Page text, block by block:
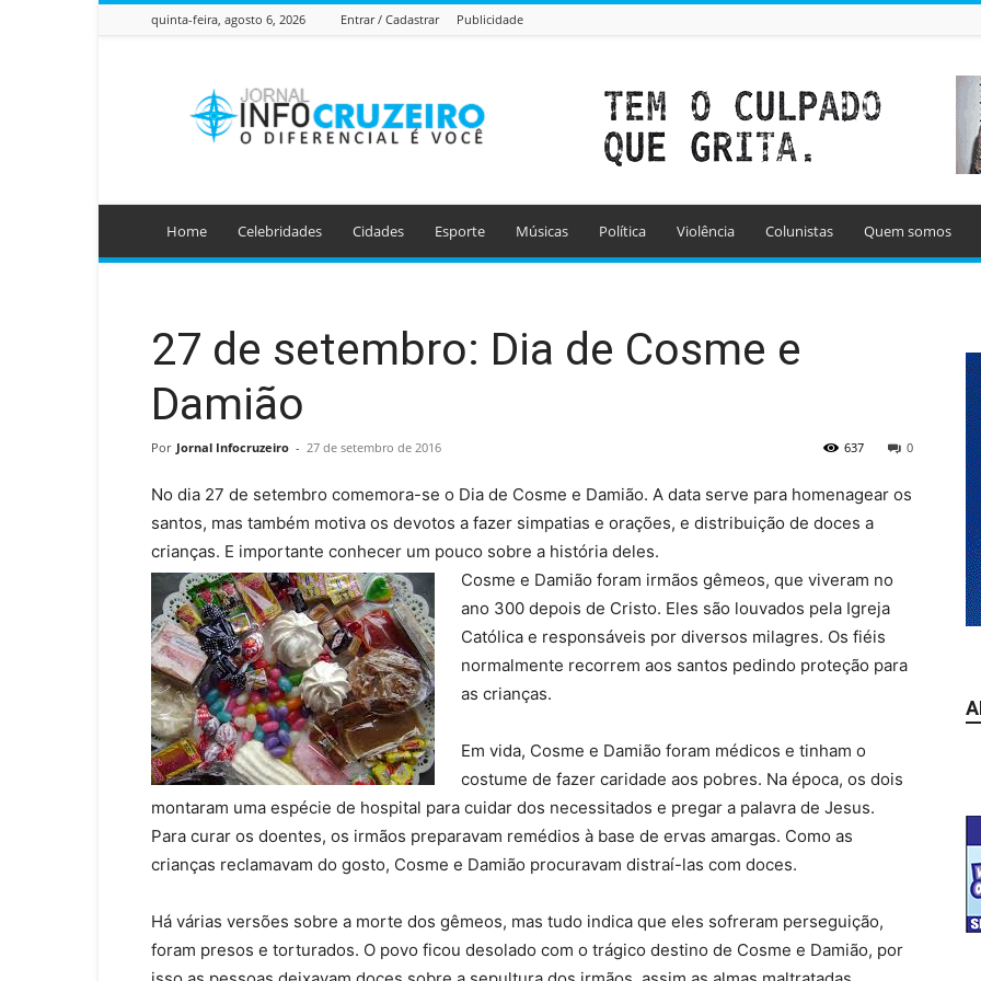
quinta-feira, agosto 6, 2026 Entrar / Cadastrar Publicidade
Info
Cruzeiro
Home Celebridades Cidades Esporte Músicas Política Violência Colunistas Quem somos
27 de setembro: Dia de Cosme e
Damião
Por Jornal Infocruzeiro - 27 de setembro de 2016 0
637
No dia 27 de setembro comemora-se o Dia de Cosme e Damião. A data serve para homenagear os
santos, mas também motiva os devotos a fazer simpatias e orações, e distribuição de doces a
crianças. E importante conhecer um pouco sobre a história deles.
Cosme e Damião foram irmãos gêmeos, que viveram no
ano 300 depois de Cristo. Eles são louvados pela Igreja
Católica e responsáveis por diversos milagres. Os fiéis
normalmente recorrem aos santos pedindo proteção para
as crianças.
Em vida, Cosme e Damião foram médicos e tinham o
costume de fazer caridade aos pobres. Na época, os dois
montaram uma espécie de hospital para cuidar dos necessitados e pregar a palavra de Jesus.
Para curar os doentes, os irmãos preparavam remédios à base de ervas amargas. Como as
crianças reclamavam do gosto, Cosme e Damião procuravam distraí-las com doces.
Há várias versões sobre a morte dos gêmeos, mas tudo indica que eles sofreram perseguição,
foram presos e torturados. O povo ficou desolado com o trágico destino de Cosme e Damião, por